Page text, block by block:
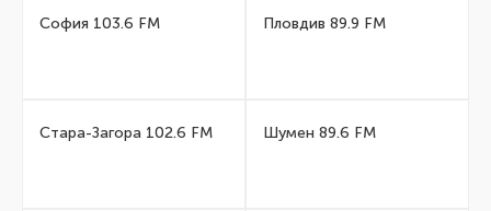
София 103.6 FM
Стара-Загора 102.6 FM
Пловдив 89.9 FM
Шумен 89.6 FM